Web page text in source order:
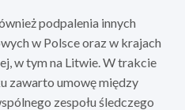
podpalenia innych
w Polsce oraz w krajach
w tym na Litwie. W trakcie
zawarto umowę między
zespołu śledczego